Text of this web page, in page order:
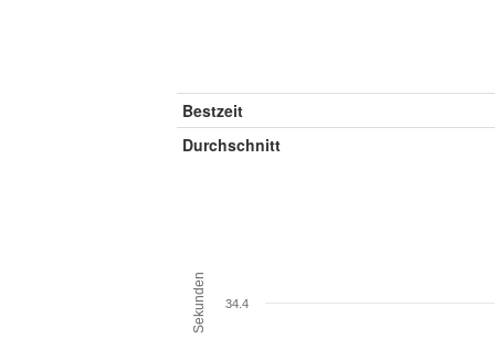
Bestzeit
Durchschnitt
Sekunden 34.4